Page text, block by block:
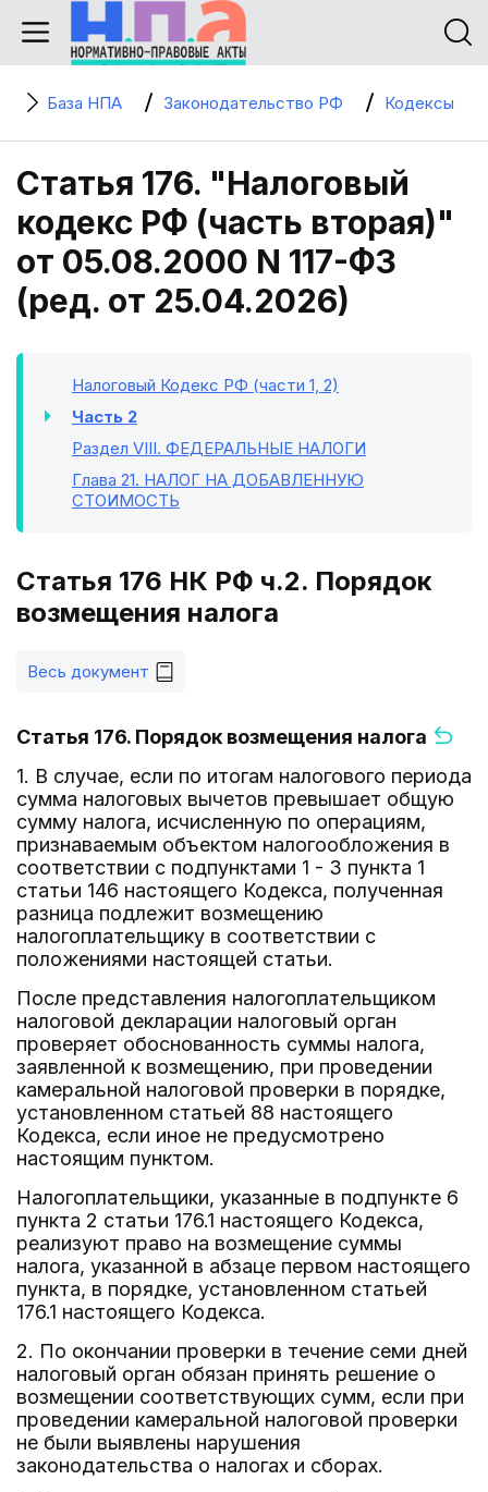
База НПА Законодательство РФ Кодексы
Статья 176. "Налоговый
кодекс РФ (часть вторая)"
от 05.08.2000 N 117-ФЗ
(ред. от 25.04.2026)
Налоговый Кодекс РФ (части 1, 2)
Часть 2
Раздел VIII. ФЕДЕРАЛЬНЫЕ НАЛОГИ
Глава 21. НАЛОГ НА ДОБАВЛЕННУЮ
СТОИМОСТЬ
Статья 176 НК РФ ч.2. Порядок
возмещения налога
Весь документ
Статья 176. Порядок возмещения налога
1. В случае, если по итогам налогового периода
сумма налоговых вычетов превышает общую
сумму налога, исчисленную по операциям,
признаваемым объектом налогообложения в
соответствии с подпунктами 1 - 3 пункта 1
статьи 146 настоящего Кодекса, полученная
разница подлежит возмещению
налогоплательщику в соответствии с
положениями настоящей статьи.
После представления налогоплательщиком
налоговой декларации налоговый орган
проверяет обоснованность суммы налога,
заявленной к возмещению, при проведении
камеральной налоговой проверки в порядке,
установленном статьей 88 настоящего
Кодекса, если иное не предусмотрено
настоящим пунктом.
Налогоплательщики, указанные в подпункте 6
пункта 2 статьи 176.1 настоящего Кодекса,
реализуют право на возмещение суммы
налога, указанной в абзаце первом настоящего
пункта, в порядке, установленном статьей
176.1 настоящего Кодекса.
2. По окончании проверки в течение семи дней
налоговый орган обязан принять решение о
возмещении соответствующих сумм, если при
проведении камеральной налоговой проверки
не были выявлены нарушения
законодательства о налогах и сборах.